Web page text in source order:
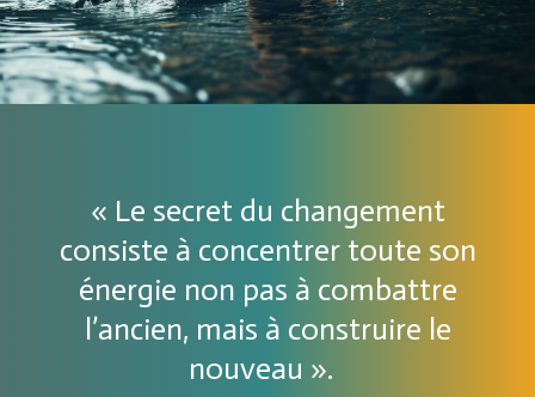
« Le secret du changement
consiste à concentrer toute son
énergie non pas à combattre
l’ancien, mais à construire le
nouveau ».